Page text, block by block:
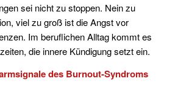
sei nicht zu stoppen. Nein zu
viel zu groß ist die Angst vor
Im beruflichen Alltag kommt es
die innere Kündigung setzt ein.
des Burnout-Syndroms